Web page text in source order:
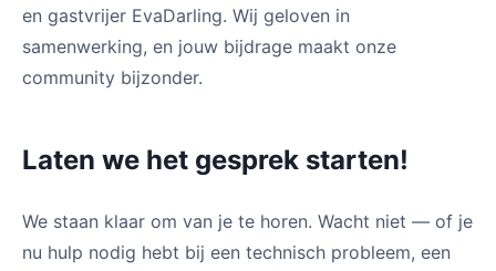
en gastvrijer EvaDarling. Wij geloven in
samenwerking, en jouw bijdrage maakt onze
community bijzonder.
Laten we het gesprek starten!
We staan klaar om van je te horen. Wacht niet — of je
nu hulp nodig hebt bij een technisch probleem, een